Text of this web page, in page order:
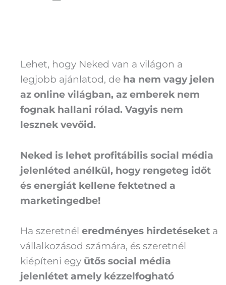
Lehet, hogy Neked van a világon a
legjobb ajánlatod, de ha nem vagy jelen
az online világban, az emberek nem
fognak hallani rólad. Vagyis nem
lesznek vevőid.
Neked is lehet profitábilis social média
jelenléted anélkül, hogy rengeteg időt
és energiát kellene fektetned a
marketingedbe!
Ha szeretnél eredményes hirdetéseket a
vállalkozásod számára, és szeretnél
kiépíteni egy ütős social média
jelenlétet amely kézzelfogható